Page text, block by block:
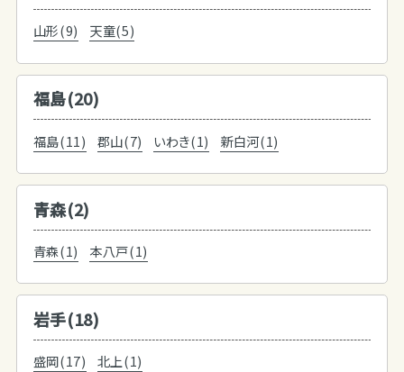
山形(9) 天童(5)
福島(20)
福島(11) 郡山(7) いわき(1) 新白河(1)
青森(2)
青森(1) 本八戸(1)
岩手(18)
盛岡(17) 北上(1)